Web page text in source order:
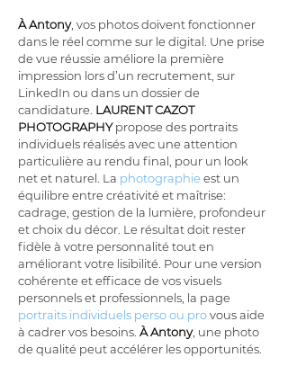
À Antony, vos photos doivent fonctionner
dans le réel comme sur le digital. Une prise
de vue réussie améliore la première
impression lors d’un recrutement, sur
LinkedIn ou dans un dossier de
candidature. LAURENT CAZOT
PHOTOGRAPHY propose des portraits
individuels réalisés avec une attention
particulière au rendu final, pour un look
net et naturel. La photographie est un
équilibre entre créativité et maîtrise:
cadrage, gestion de la lumière, profondeur
et choix du décor. Le résultat doit rester
fidèle à votre personnalité tout en
améliorant votre lisibilité. Pour une version
cohérente et efficace de vos visuels
personnels et professionnels, la page
portraits individuels perso ou pro vous aide
à cadrer vos besoins. À Antony, une photo
de qualité peut accélérer les opportunités.